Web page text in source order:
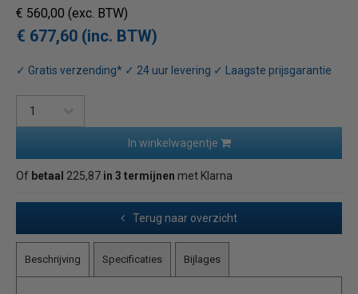
€ 560,00 (exc. BTW)
€ 677,60 (inc. BTW)
✓ Gratis verzending* ✓ 24 uur levering ✓ Laagste prijsgarantie
In winkelwagentje
Of betaal 225,87 in 3 termijnen met Klarna
Terug naar overzicht
Beschrijving Specificaties Bijlages